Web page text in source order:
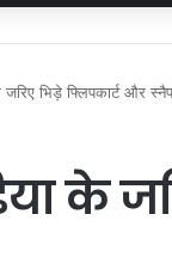
भिड़े फ्लिपकार्ट और
के